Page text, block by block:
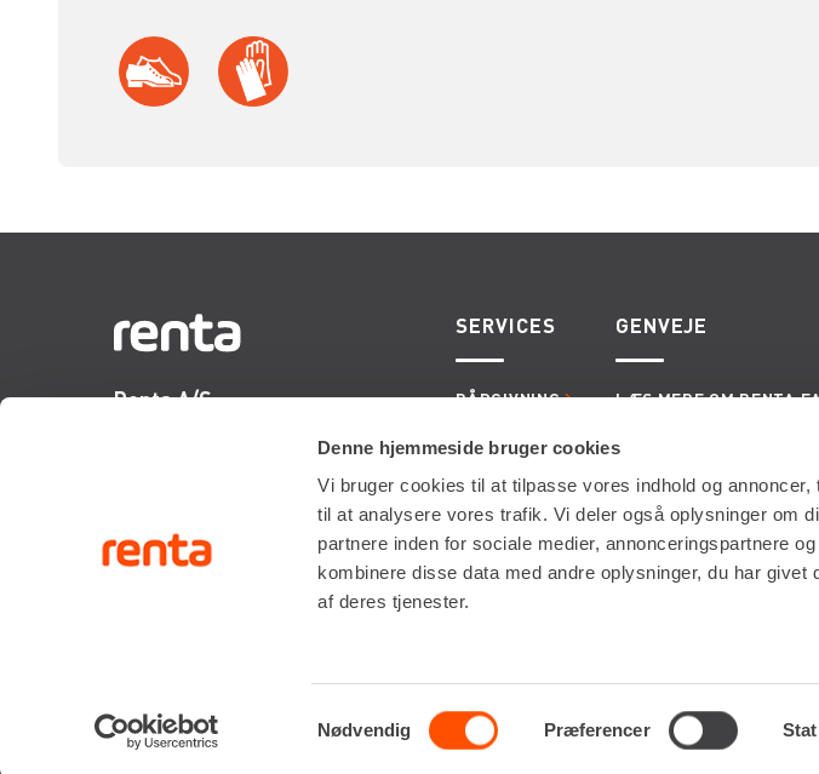
Denne hjemmeside bruger cookies
Vi bruger cookies til at tilpasse vores indhold og
til at analysere vores trafik. Vi deler også oplysninger om
partnere inden for sociale medier, annonceringspartnere
kombinere disse data med andre oplysninger, du har
af deres tjenester.
Samtykkevalg
Nødvendig Præferencer
Renta A/S
E-mail:info@renta.dk
CVR-nummer: 29416796
SERVICES
RÅDGIVNING
LIFTOPMÅLING
GENVEJE
LÆS MERE OM RENTA
LEJE- OG